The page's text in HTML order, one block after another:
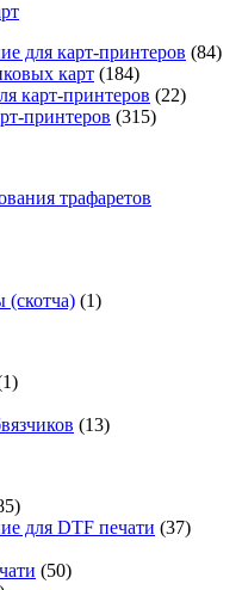
для карт-принтеров (84)
карт (184)
карт-принтеров (22)
принтеров (315)
трафаретов
(скотча) (1)
(13)
для DTF печати (37)
(50)